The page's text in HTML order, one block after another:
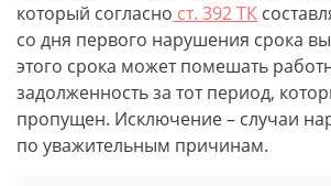
который согласно ст. 392 ТК
со дня первого нарушения срока
этого срока может помешать
задолженность за тот период,
пропущен. Исключение – случаи
по уважительным причинам.